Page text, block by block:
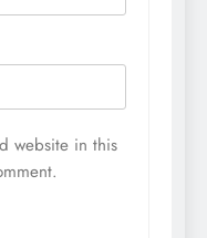
website in this